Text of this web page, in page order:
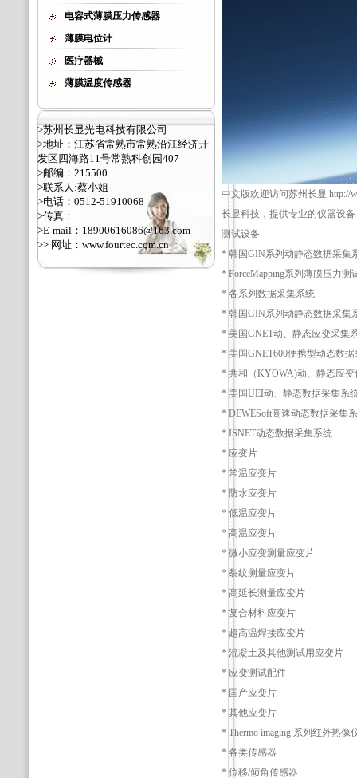
电容式薄膜压力传感器
薄膜电位计
医疗器械
薄膜温度传感器
>苏州长显光电科技有限公司
>地址：江苏省常熟市常熟沿江经济开
发区四海路11号常熟科创园407
>邮编：215500
>联系人:蔡小姐
>电话：0512-51910068
>传真：
>E-mail：18900616086@163.com
>> 网址： www.fourtec.com.cn
中文版欢迎访问苏州长显 http://
长显科技，提供专业的仪器设
测试设备
* 韩国GIN系列动静态数据采集
* ForceMapping系列薄膜压力测
* 各系列数据采集系统
* 韩国GIN系列动静态数据采集
* 美国GNET动、静态应变采集
* 美国GNET600便携型动态数
* 共和（KYOWA)动、静态应变
* 美国UEI动、静态数据采集系
* DEWESoft高速动态数据采集
* ISNET动态数据采集系统
* 应变片
* 常温应变片
* 防水应变片
* 低温应变片
* 高温应变片
* 微小应变测量应变片
* 裂纹测量应变片
* 高延长测量应变片
* 复合材料应变片
* 超高温焊接应变片
* 混凝土及其他测试用应变片
* 应变测试配件
* 国产应变片
* 其他应变片
* Thermo imaging 系列红外热像
* 各类传感器
* 位移/倾角传感器